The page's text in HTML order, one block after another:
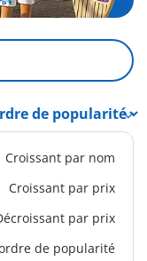
Croissant par nom
Croissant par prix
par prix
de popularité
- Salon de coiffure
€